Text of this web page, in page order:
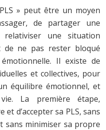
» peut être un moyen
de partager une
une situation
ne pas rester bloqué
Il existe de
et collectives, pour
équilibre émotionnel, et
La première étape,
d’accepter sa PLS, sans
sans minimiser sa propre